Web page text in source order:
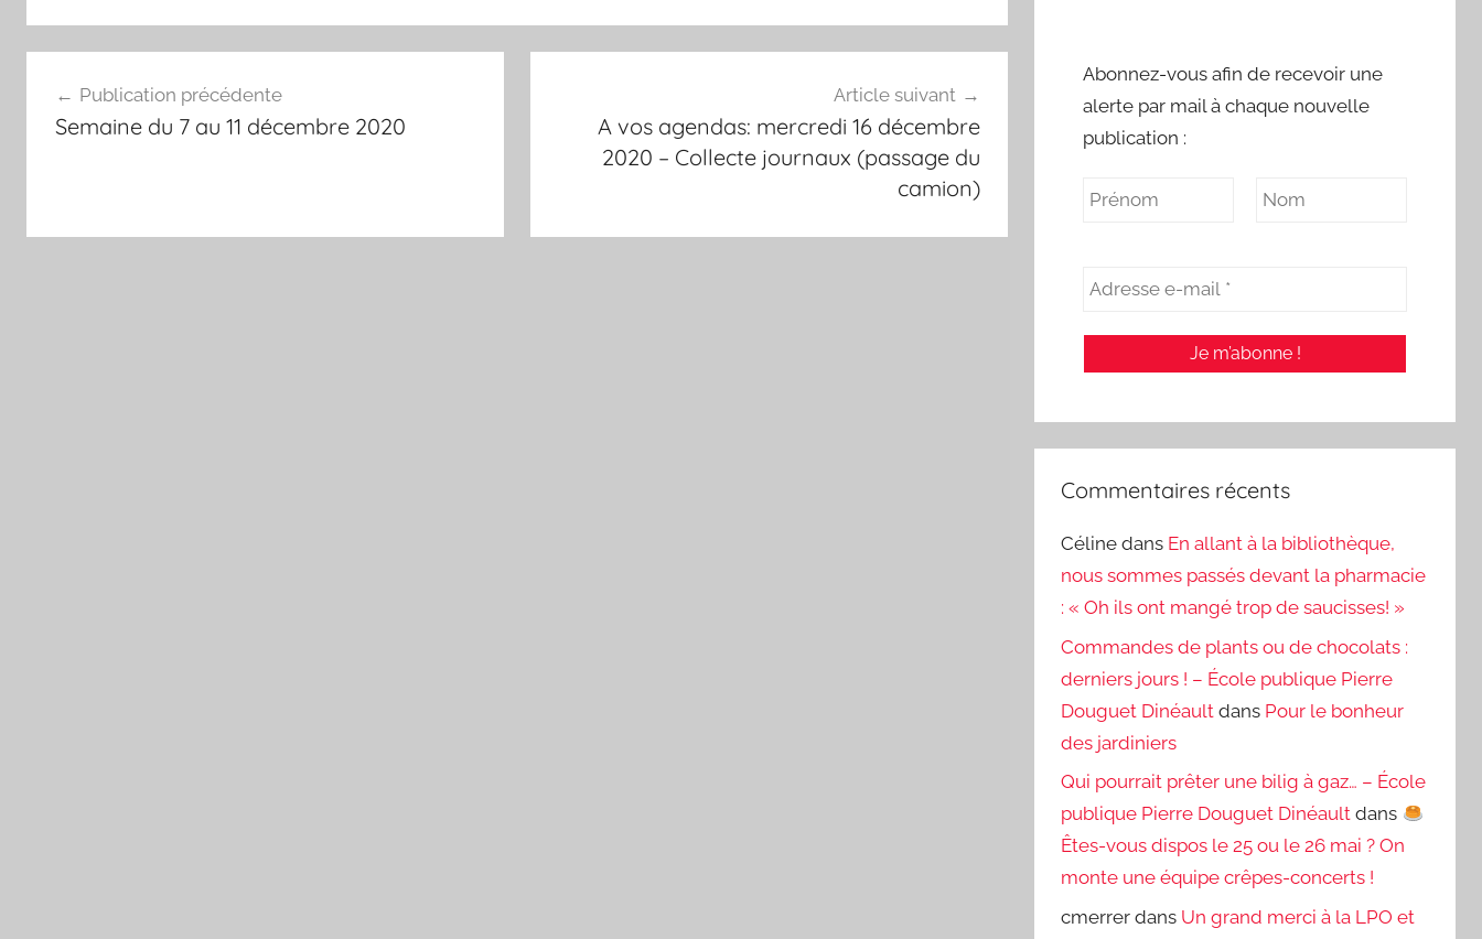
de
Publication précédente
Semaine du 7 au 11 décembre 2020
Article suivant
A vos agendas: mercredi 16 décembre
2020 – Collecte journaux (passage du
camion)
Abonnez-vous afin de recevoir une
alerte par mail à chaque nouvelle
publication :
Commentaires récents
Céline dans En allant à la bibliothèque,
nous sommes passés devant la pharmacie
: « Oh ils ont mangé trop de saucisses! »
Commandes de plants ou de chocolats :
derniers jours ! – École publique Pierre
Douguet Dinéault dans Pour le bonheur
des jardiniers
Qui pourrait prêter une bilig à gaz… – École
publique Pierre Douguet Dinéault dans
Êtes-vous dispos le 25 ou le 26 mai ? On
monte une équipe crêpes-concerts !
cmerrer dans Un grand merci à la LPO et